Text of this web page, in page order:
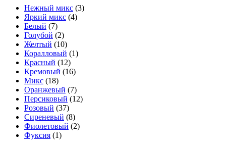
Нежный микс (3)
Яркий микс (4)
Белый (7)
Голубой (2)
Желтый (10)
Коралловый (1)
Красный (12)
Кремовый (16)
Микс (18)
Оранжевый (7)
Персиковый (12)
Розовый (37)
Сиреневый (8)
Фиолетовый (2)
Фуксия (1)